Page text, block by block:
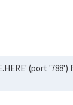
(port